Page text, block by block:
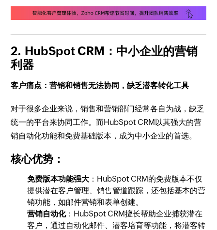
2. HubSpot CRM：中小企业的营销
利器
客户痛点：营销和销售无法协同，缺乏潜客转化工具
对于很多企业来说，销售和营销部门经常各自为战，缺乏
统一的平台来协同工作。而HubSpot CRM以其强大的营
销自动化功能和免费基础版本，成为中小企业的首选。
核心优势：
免费版本功能强大 ：HubSpot CRM的免费版本不仅
提供潜在客户管理、销售管道跟踪，还包括基本的营
销功能，如邮件营销和表单创建。
营销自动化：HubSpot CRM擅长帮助企业捕获潜在
客户，通过自动化邮件、潜客培育等功能，将潜客转